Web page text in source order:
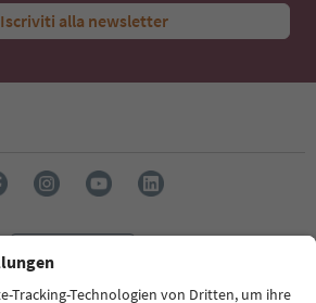
Iscriviti alla newsletter